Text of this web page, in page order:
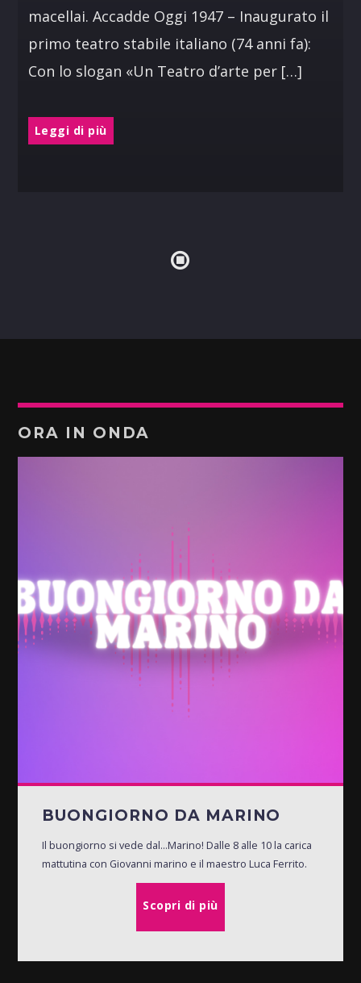
macellai. Accadde Oggi 1947 – Inaugurato il
primo teatro stabile italiano (74 anni fa):
Con lo slogan «Un Teatro d’arte per […]
Leggi di più
ORA IN ONDA
BUONGIORNO DA MARINO
Il buongiorno si vede dal...Marino! Dalle 8 alle 10 la carica
mattutina con Giovanni marino e il maestro Luca Ferrito.
Scopri di più